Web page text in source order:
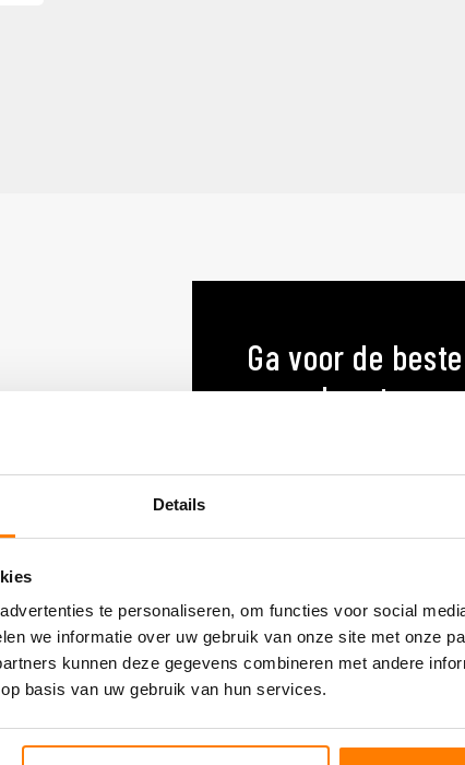
Details
te personaliseren, om functies voor social
we informatie over uw gebruik van onze site met onze
kunnen deze gegevens combineren met andere
basis van uw gebruik van hun services.
Ga voor de
menukaart op